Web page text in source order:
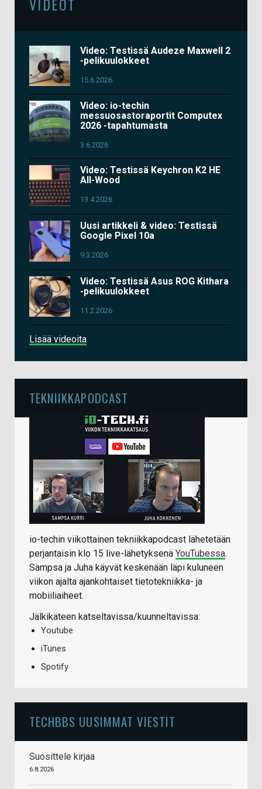
Video: Testissä Audeze Maxwell 2
-pelikuulokkeet
15.6.2026
Video: io-techin
messuosastoraportit Computex
2026 -tapahtumasta
3.6.2026
Video: Testissä Keychron K2 HE
All-Wood
13.4.2026
Uusi artikkeli & video: Testissä
Google Pixel 10a
9.3.2026
Video: Testissä Asus ROG Kithara
-pelikuulokkeet
11.2.2026
Lisää videoita
TEKNIIKKAPODCAST
io-techin viikottainen tekniikkapodcast lähetetään
perjantaisin klo 15 live-lähetyksenä YouTubessa.
Sampsa ja Juha käyvät keskenään läpi kuluneen
viikon ajalta ajankohtaiset tietotekniikka- ja
mobiiliaiheet.
Jälkikäteen katseltavissa/kuunneltavissa:
Youtube
iTunes
Spotify
TECHBBS UUSIMMAT VIESTIT
Suosittele kirjaa
6.8.2026